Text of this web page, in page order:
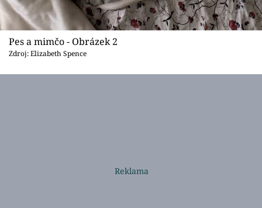
Pes a mimčo - Obrázek 2
Zdroj: Elizabeth Spence